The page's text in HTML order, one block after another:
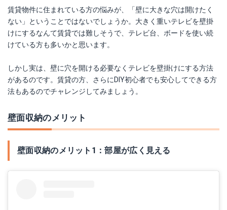
ラブリコ 2×4アジャスター
Amazonで詳細を見る
Yahoo!ショッピングで見る
賃貸物件に住まれている方の悩みが、「壁に大きな穴は開けたく
ない」ということではないでしょうか。大きく重いテレビを壁掛
けにするなんて賃貸では難しそうで、テレビ台、ボードを使い続
けている方も多いかと思います。
しかし実は、壁に穴を開ける必要なくテレビを壁掛けにする方法
があるのです。賃貸の方、さらにDIY初心者でも安心してできる方
法もあるのでチャレンジしてみましょう。
壁面収納のメリット
壁面収納のメリット1：部屋が広く見える